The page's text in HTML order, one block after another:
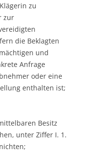
zu
zur
die Beklagten
und
Anfrage
oder eine
enthalten ist;
Besitz
unter Ziffer I. 1.